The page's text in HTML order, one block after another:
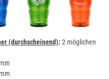
(durchscheinend): 2 möglichen